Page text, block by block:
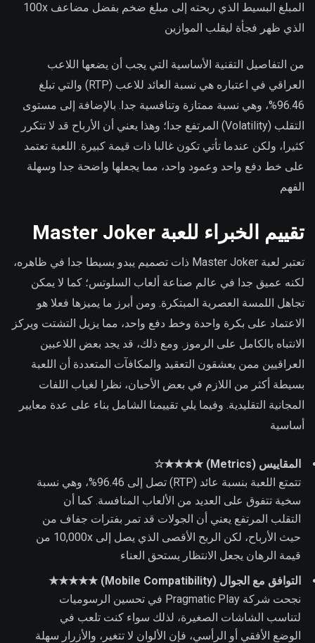
المبلغ البسيط الذي ربحته إلى مبلغ ضخم بفضل مضاعف 100x
الذي ظهر فجأة ليقلب الموازين
من التفاصيل التقنية الأساسية التي يجب أن يضعها اللاعب
العراقي في اعتباره هي نسبة العائد للاعب (RTP) والتي تبلغ
96.46%، وهي نسبة ممتازة وتنافسية جدا. بالإضافة إلى مستوى
التقلب (Volatility) المرتفع جدا؛ وهذا يعني أن الأرباح قد لا تتكرر
كثيرا، ولكن عندما تأتي تكون غالبا ذات قيمة كبيرة. اللعبة تعتمد
على خط دفع واحد وعمود واحد، مما يجعلها واضحة جدا وسهلة
الفهم
تقييم الخبراء للعبة Master Joker
تعتبر لعبة Master Joker ذات تصميم يبدو بسيطا جدا في ظاهره،
لكنه عميق جدا في عالم صناعة ألعاب السلوتس؛ كما لا يمكن
تجاهل اللمسة العصرية المبتكرة. ومن أبرز ما يميزها فعلا هو
الاعتماد على بكرة واحدة وخط دفع واحد، مما يزيل التشتت ويركز
الانتباه بالكامل على الرموز. ومع ذلك، قد يجد بعض اللاعبين
العراقيين ممن يعشقون التعقيد والمكافآت المتعددة أن اللعبة
بسيطة أكثر من اللازم في بعض الأحيان، نظرا لغياب اللفات
المجانية التقليدية. وفيما يلي تقييمنا الشامل بناء على عدة معايير
أساسية
المقاييس (Metrics) ★★★★☆
تتمتع اللعبة بنسبة عائد (RTP) تصل إلى 96.46%، وهي نسبة
سخية تتفوق على العديد من الألعاب المنافسة. كما أن
التقلب المرتفع يعني أن الجولات قد تمر بفترات جفاف من
حيث الأرباح، لكن الربح الأقصى الذي يصل إلى 10,000x من
قيمة الرهان يجعل الانتظار يستحق العناء
التوافق مع الجوال (Mobile Compatibility) ★★★★★
نجحت شركة Pragmatic Play في تحسين الرسوميات
لتناسب الشاشات الصغيرة، لذلك سواء كنت تلعب في
الوضع الأفقي أو الرأسي، فإن الألوان لا تتغير، والأزرار سهلة